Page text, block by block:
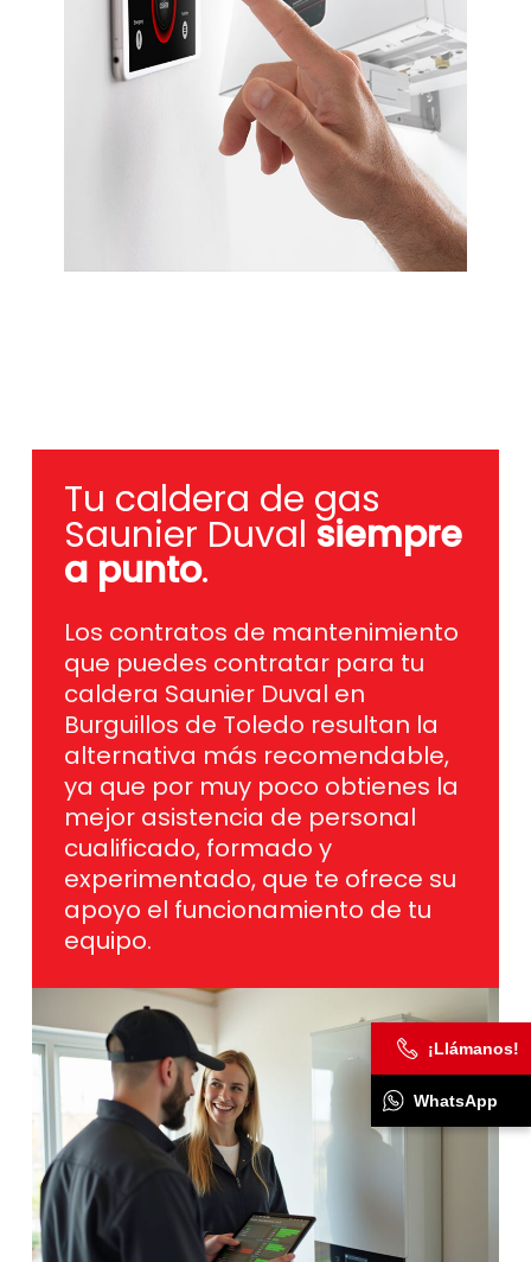
Tu caldera de gas
Saunier Duval siempre
a punto.
Los contratos de mantenimiento
que puedes contratar para tu
caldera Saunier Duval en
Burguillos de Toledo resultan la
alternativa más recomendable,
ya que por muy poco obtienes la
mejor asistencia de personal
cualificado, formado y
experimentado, que te ofrece su
apoyo el funcionamiento de tu
equipo.
¡Llámanos!
WhatsApp